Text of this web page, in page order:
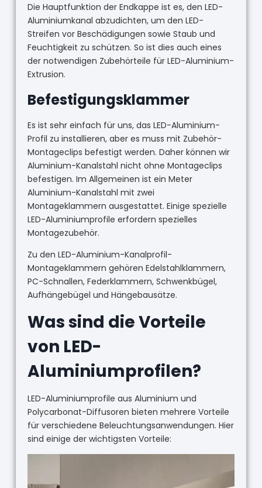
Die Hauptfunktion der Endkappe ist es, den LED-
Aluminiumkanal abzudichten, um den LED-
Streifen vor Beschädigungen sowie Staub und
Feuchtigkeit zu schützen. So ist dies auch eines
der notwendigen Zubehörteile für LED-Aluminium-
Extrusion.
Befestigungsklammer
Es ist sehr einfach für uns, das LED-Aluminium-
Profil zu installieren, aber es muss mit Zubehör-
Montageclips befestigt werden. Daher können wir
Aluminium-Kanalstahl nicht ohne Montageclips
befestigen. Im Allgemeinen ist ein Meter
Aluminium-Kanalstahl mit zwei
Montageklammern ausgestattet. Einige spezielle
LED-Aluminiumprofile erfordern spezielles
Montagezubehör.
Zu den LED-Aluminium-Kanalprofil-
Montageklammern gehören Edelstahlklammern,
PC-Schnallen, Federklammern, Schwenkbügel,
Aufhängebügel und Hängebausätze.
Was sind die Vorteile
von LED-
Aluminiumprofilen?
LED-Aluminiumprofile aus Aluminium und
Polycarbonat-Diffusoren bieten mehrere Vorteile
für verschiedene Beleuchtungsanwendungen. Hier
sind einige der wichtigsten Vorteile: